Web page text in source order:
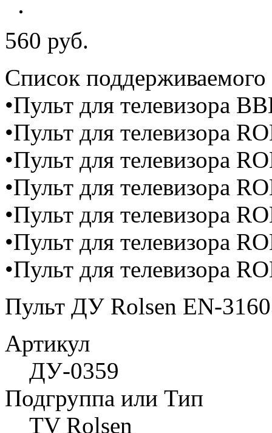
560 руб.
Cписок
•Пульт для телевизора
•Пульт для телевизора
•Пульт для телевизора
•Пульт для телевизора
•Пульт для телевизора
•Пульт для телевизора
•Пульт для телевизора
Пульт ДУ Rolsen EN-
Артикул
ДУ-0359
Подгруппа или Тип
TV Rolsen